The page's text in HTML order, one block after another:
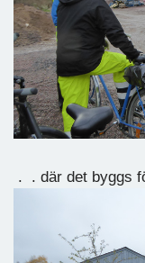
. . där det byggs